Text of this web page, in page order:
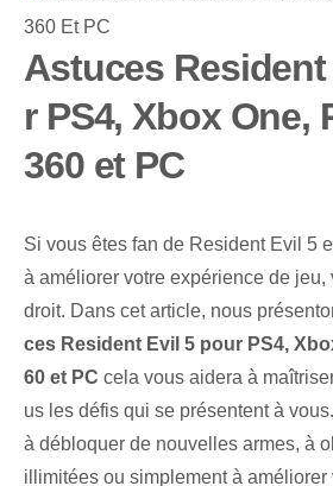
Astuces
r PS4, Xbox One,
360 et PC
Si vous êtes fan de Resident Evil 5
à améliorer votre expérience de jeu,
droit. ‌Dans cet article, nous
ces Resident Evil 5 pour ‌PS4,
60 et PC cela vous aidera à
us les défis qui se présentent à
à débloquer de nouvelles armes, à
illimitées ou simplement à